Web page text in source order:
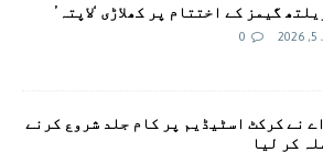
گیمز کے اختتام پر کھلاڑی ‘لاپتہ’
0
نے کرکٹ اسٹیڈیم پر کام جلد شروع کرنے
کر لیا